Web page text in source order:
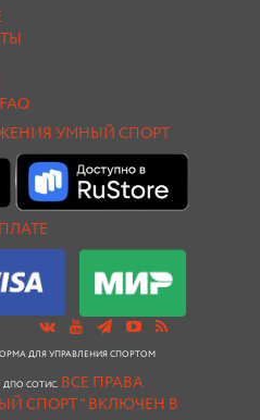
УМНЫЙ СПОРТ
ДЛЯ УПРАВЛЕНИЯ СПОРТОМ
ДПО СОТИС. ВСЕ ПРАВА
СПОРТ " ВКЛЮЧЕН В